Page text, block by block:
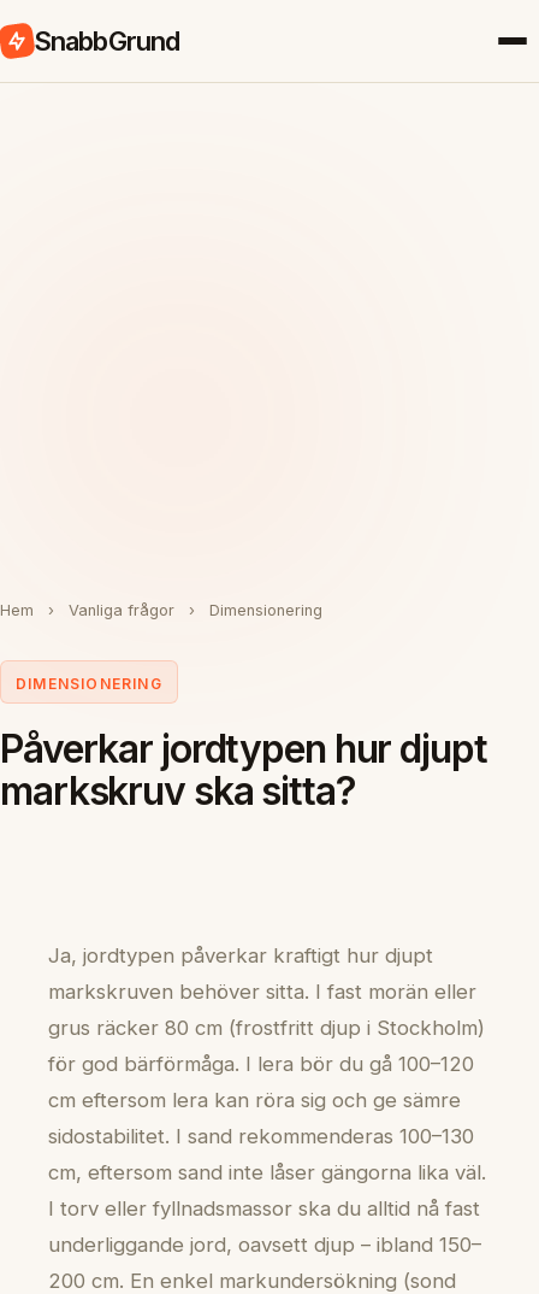
SnabbGrund
Hem › Vanliga frågor › Dimensionering
DIMENSIONERING
Påverkar jordtypen hur djupt
markskruv ska sitta?
Ja, jordtypen påverkar kraftigt hur djupt
markskruven behöver sitta. I fast morän eller
grus räcker 80 cm (frostfritt djup i Stockholm)
för god bärförmåga. I lera bör du gå 100–120
cm eftersom lera kan röra sig och ge sämre
sidostabilitet. I sand rekommenderas 100–130
cm, eftersom sand inte låser gängorna lika väl.
I torv eller fyllnadsmassor ska du alltid nå fast
underliggande jord, oavsett djup – ibland 150–
200 cm. En enkel markundersökning (sond